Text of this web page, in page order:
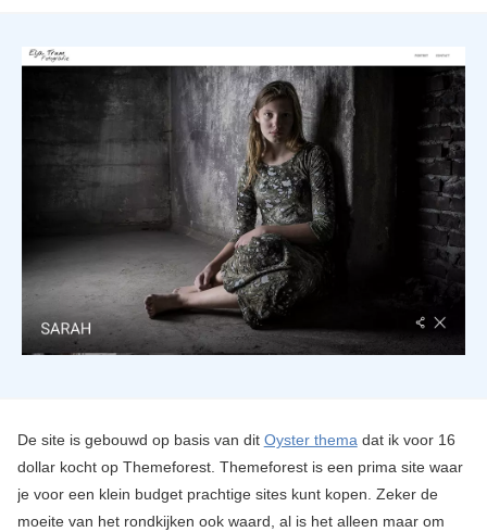
De site is gebouwd op basis van dit Oyster thema dat ik voor 16
dollar kocht op Themeforest. Themeforest is een prima site waar
je voor een klein budget prachtige sites kunt kopen. Zeker de
moeite van het rondkijken ook waard, al is het alleen maar om